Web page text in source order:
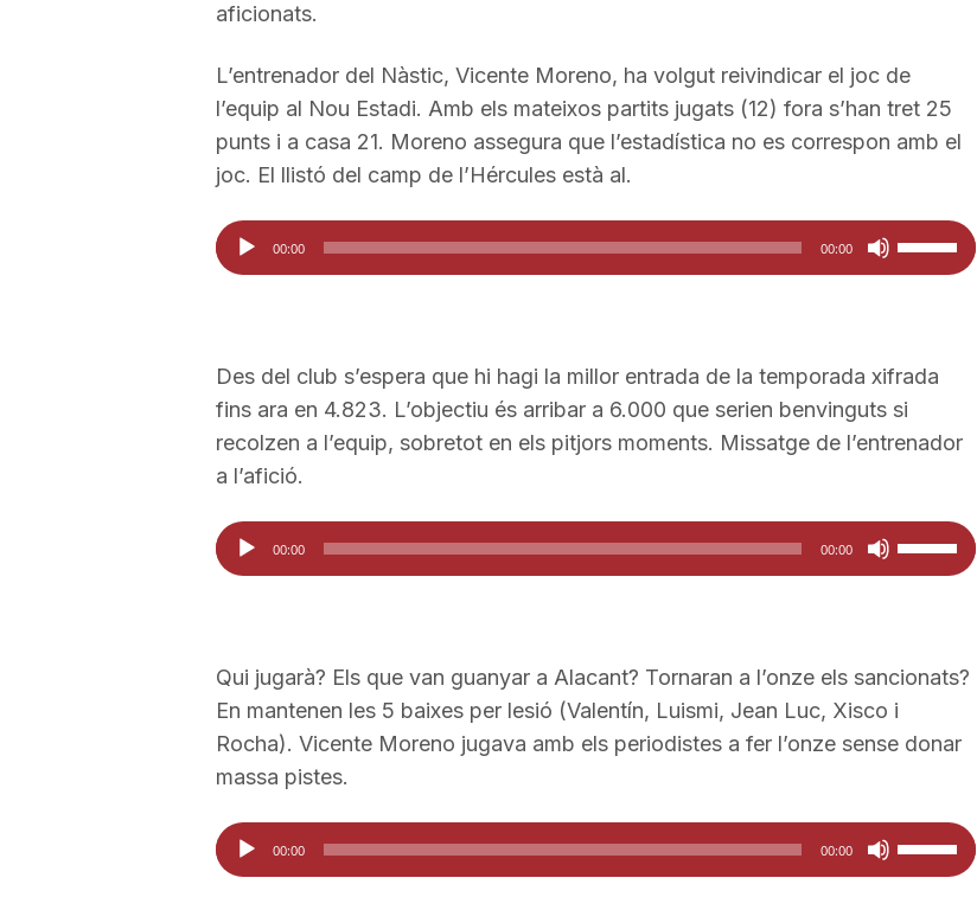
r
o
avall
per
a
disminuir
el
aficionats.
L’entrenador del Nàstic, Vicente Moreno, ha volgut reivindicar el joc de
l’equip al Nou Estadi. Amb els mateixos partits jugats (12) fora s’han tret 25
punts i a casa 21. Moreno assegura que l’estadística no es correspon amb el
joc. El llistó del camp de l’Hércules està al.
Reproductor
d'àudio
00:00 00:00
Feu
servir
de
fletxa
cap
per
a
disminuir
el
volum.
Des del club s’espera que hi hagi la millor entrada de la temporada xifrada
fins ara en 4.823. L’objectiu és arribar a 6.000 que serien benvinguts si
recolzen a l’equip, sobretot en els pitjors moments. Missatge de l’entrenador
a l’afició.
Reproductor
d'àudio
00:00 00:00
Feu
servir
de
fletxa
cap
per
a
Qui jugarà? Els que van guanyar a Alacant? Tornaran a l’onze els sancionats?
En mantenen les 5 baixes per lesió (Valentín, Luismi, Jean Luc, Xisco i
Rocha). Vicente Moreno jugava amb els periodistes a fer l’onze sense donar
massa pistes.
Reproductor
d'àudio
00:00 00:00
Feu
servir